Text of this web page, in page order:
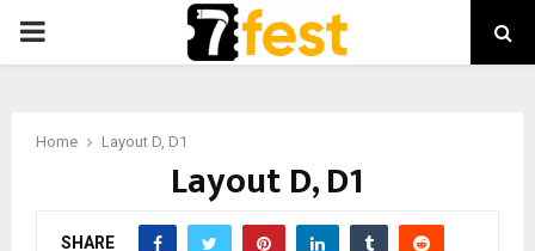
PRIMARY
Home Layout D, D1
Layout D, D1
SHARE